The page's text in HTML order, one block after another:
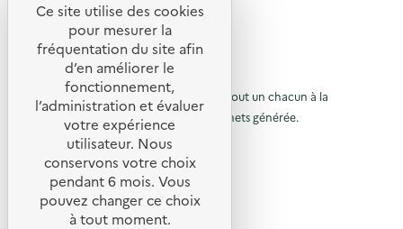
e
t
o
u
r
à
a
© 2026 SERD
L’objectif de la SERD est de sensibiliser tout un chacun à la
nécessité de réduire la quantité de déchets générée.
SUIVEZ-NOUS
X (anciennement Twitter)
Linkedin
Instagram
Ce site utilise des cookies
pour mesurer la
fréquentation du site afin
d’en améliorer le
fonctionnement,
l’administration et évaluer
votre expérience
utilisateur. Nous
conservons votre choix
pendant 6 mois. Vous
pouvez changer ce choix
à tout moment.